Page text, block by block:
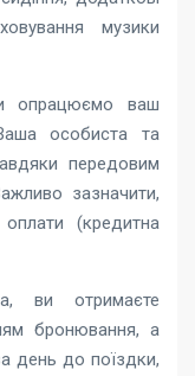
музики
опрацюємо ваш
особиста та
передовим
зазначити,
(кредитна
ви отримаєте
бронювання, а
день до поїздки,